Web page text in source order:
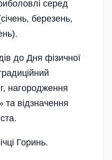
серед
березень,
до Дня фізичної
нагородження
та відзначення
Горинь.